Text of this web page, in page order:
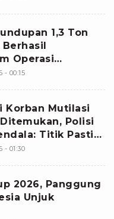
1,3 Ton
Operasi
Natuna
- 00:15
Korban Mutilasi
Polisi
Titik Pasti
dan
- 01:30
2026, Panggung
Unjuk